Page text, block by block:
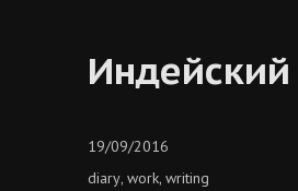
Posted
19/09/2016
Categories
diary,work,writing